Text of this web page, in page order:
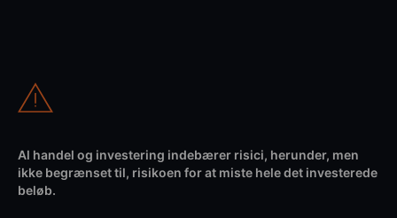
Al handel og investering indebærer risici, herunder, men
ikke begrænset til, risikoen for at miste hele det investerede
beløb.